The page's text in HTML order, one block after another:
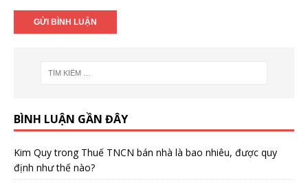
BÌNH LUẬN GẦN ĐÂY
Kim Quytrong Thuế TNCN bán nhà là bao nhiêu, được quy
định như thế nào?